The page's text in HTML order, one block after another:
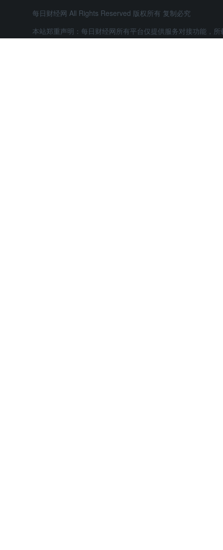
每日财经网 All Rights Reserved 版权所有 复制必究
本站郑重声明：每日财经网所有平台仅提供服务对接功能，